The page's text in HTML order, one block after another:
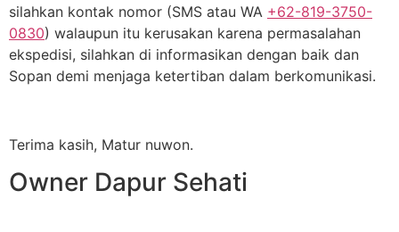
silahkan kontak nomor (SMS atau WA +62-819-3750-
0830) walaupun itu kerusakan karena permasalahan
ekspedisi, silahkan di informasikan dengan baik dan
Sopan demi menjaga ketertiban dalam berkomunikasi.
Terima kasih, Matur nuwon.
Owner Dapur Sehati